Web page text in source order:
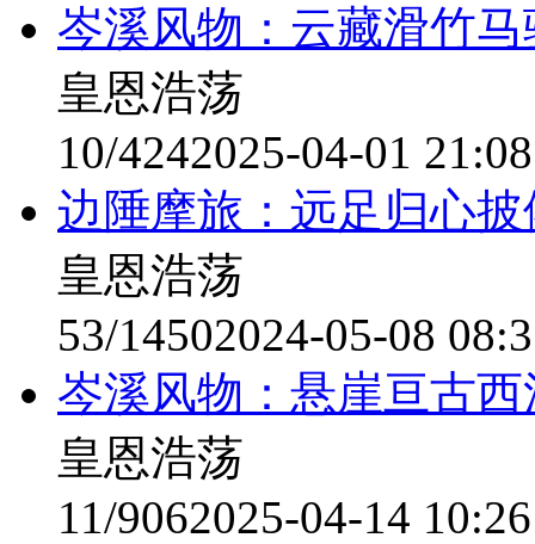
岑溪风物：云藏滑竹
皇恩浩荡
10/4242025-04-01
边陲摩旅：远足归心
皇恩浩荡
53/14502024-05-08
岑溪风物：悬崖亘古
皇恩浩荡
11/9062025-04-14